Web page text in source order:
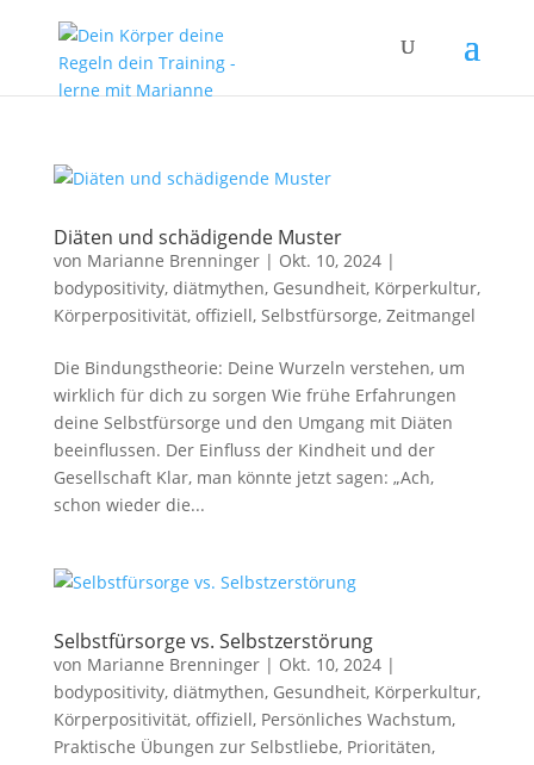
Diäten und schädigende Muster
von Marianne Brenninger| Okt. 10, 2024|
bodypositivity, diätmythen, Gesundheit, Körperkultur,
Körperpositivität, offiziell, Selbstfürsorge, Zeitmangel
Die Bindungstheorie: Deine Wurzeln verstehen, um
wirklich für dich zu sorgen Wie frühe Erfahrungen
deine Selbstfürsorge und den Umgang mit Diäten
beeinflussen. Der Einfluss der Kindheit und der
Gesellschaft Klar, man könnte jetzt sagen: „Ach,
schon wieder die...
Selbstfürsorge vs. Selbstzerstörung
von Marianne Brenninger| Okt. 10, 2024|
bodypositivity, diätmythen, Gesundheit, Körperkultur,
Körperpositivität, offiziell, Persönliches Wachstum,
Praktische Übungen zur Selbstliebe, Prioritäten,